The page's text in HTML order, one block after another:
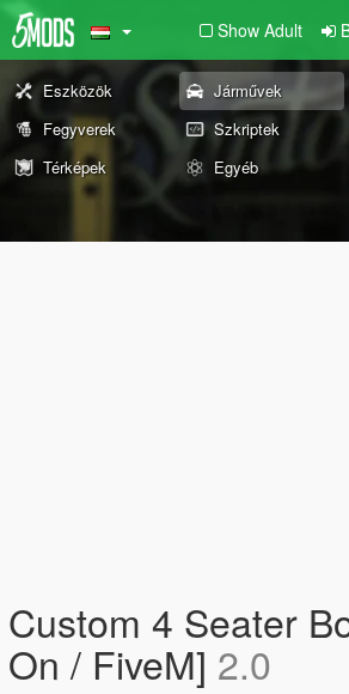
Show Adult
Eszközök Járművek
Fegyverek
Szkriptek
Térképek
Egyéb
Custom 4 Seater
On / FiveM] 2.0